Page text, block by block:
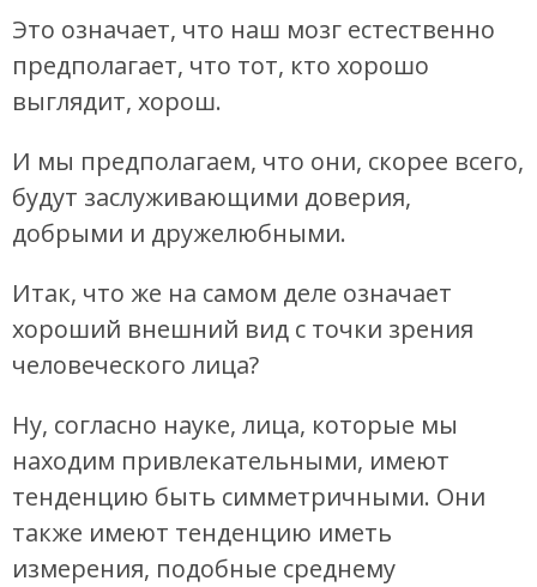
Это означает, что наш мозг естественно
предполагает, что тот, кто хорошо
выглядит, хорош.
И мы предполагаем, что они, скорее всего,
будут заслуживающими доверия,
добрыми и дружелюбными.
Итак, что же на самом деле означает
хороший внешний вид с точки зрения
человеческого лица?
Ну, согласно науке, лица, которые мы
находим привлекательными, имеют
тенденцию быть симметричными. Они
также имеют тенденцию иметь
измерения, подобные среднему